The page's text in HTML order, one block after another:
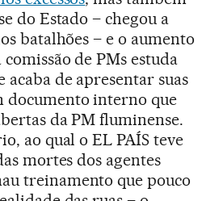
do Estado – chegou a
batalhões – e o aumento
de PMs estuda
acaba de apresentar suas
documento interno que
da PM fluminense.
ao qual o EL PAÍS teve
mortes dos agentes
treinamento que pouco